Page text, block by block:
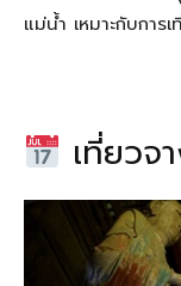
แม่น้ำ เหมาะกับการ
เที่ยวจ